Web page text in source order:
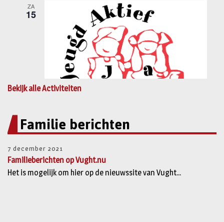
Bekijk alle Activiteiten
Familie berichten
7 december 2021
Familieberichten op Vught.nu
Het is mogelijk om hier op de nieuwssite van Vught...